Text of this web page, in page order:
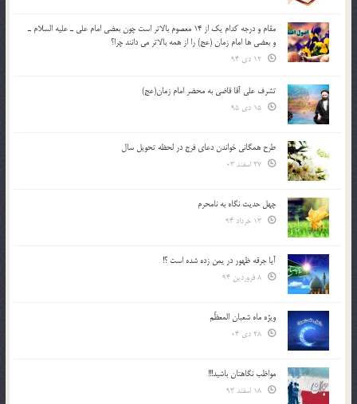
مقام و درجه كدام يك از 14 معصوم بالاتر است چون بعضي امام علي ـ عليه السلام ـ
و بعضي ها امام زمان (عج) را از همه بالاتر مي دانند چرا؟
تشرف علي آقا قاضي به محضر امام زمان(عج)
طرح همگانی خواندن دعای فرج در لحظه تحویل سال
چهل حدیث نگاه به نامحرم
آیا جرقه ظهور در یمن زده شده است ؟!
ویژه ماه شعبان المعظّم
مواظب نگاهتان باشید!!!